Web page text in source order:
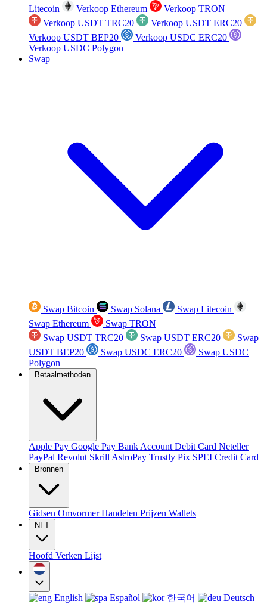
Litecoin
Verkoop Ethereum
Verkoop TRON
Verkoop USDT TRC20
Verkoop USDT ERC20
Verkoop USDT BEP20
Verkoop USDC ERC20
Verkoop USDC Polygon
Swap
Swap Bitcoin Swap Solana
Swap Litecoin
Swap Ethereum
Swap TRON
Swap USDT TRC20
Swap USDT ERC20
Swap
USDT BEP20
Swap USDC ERC20
Swap USDC
Polygon
Betaalmethoden
Apple Pay Google Pay Bank Account Debit Card Neteller
PayPal Revolut Skrill AstroPay Trustly Pix SPEI Credit Card
Bronnen
Gidsen OmvormerHandelen Prijzen Wallets
NFT
Hoofd Verken Lijst
English Español 한국어
Deutsch